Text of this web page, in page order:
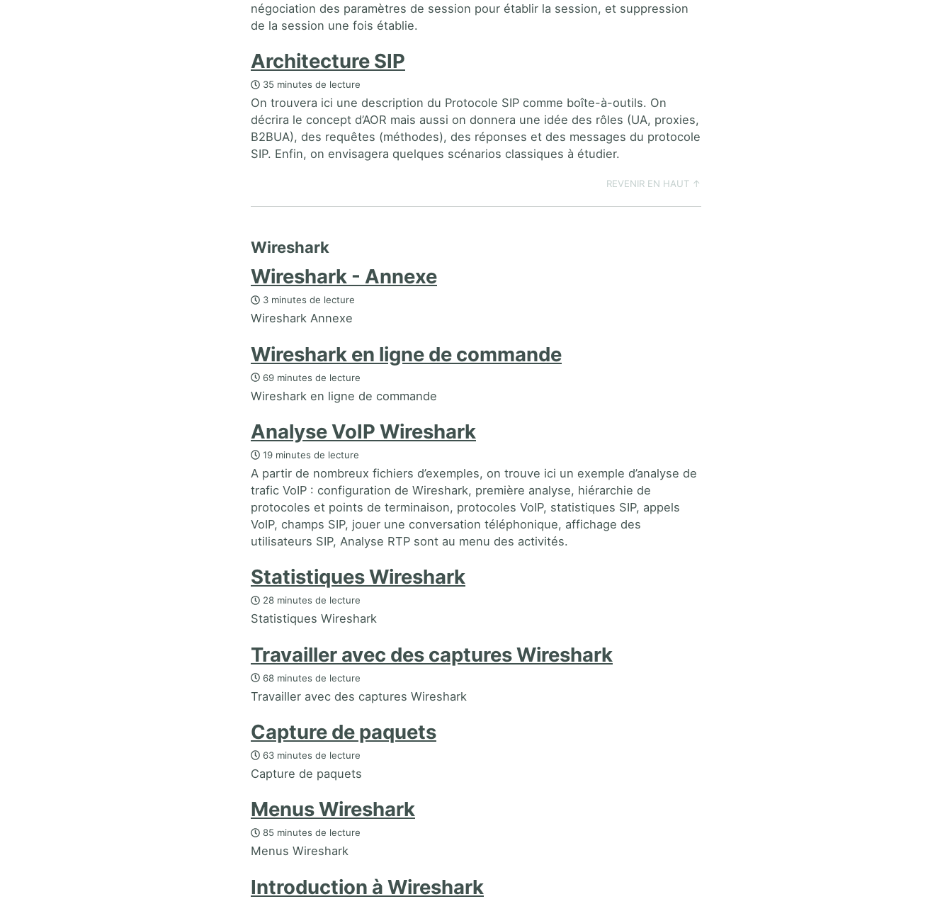
négociation des paramètres de session pour établir la session, et suppression
de la session une fois établie.
Architecture SIP
35 minutes de lecture
On trouvera ici une description du Protocole SIP comme boîte-à-outils. On
décrira le concept d’AOR mais aussi on donnera une idée des rôles (UA, proxies,
B2BUA), des requêtes (méthodes), des réponses et des messages du protocole
SIP. Enfin, on envisagera quelques scénarios classiques à étudier.
REVENIR EN HAUT ↑
Wireshark
Wireshark - Annexe
3 minutes de lecture
Wireshark Annexe
Wireshark en ligne de commande
69 minutes de lecture
Wireshark en ligne de commande
Analyse VoIP Wireshark
19 minutes de lecture
A partir de nombreux fichiers d’exemples, on trouve ici un exemple d’analyse de
trafic VoIP : configuration de Wireshark, première analyse, hiérarchie de
protocoles et points de terminaison, protocoles VoIP, statistiques SIP, appels
VoIP, champs SIP, jouer une conversation téléphonique, affichage des
utilisateurs SIP, Analyse RTP sont au menu des activités.
Statistiques Wireshark
28 minutes de lecture
Statistiques Wireshark
Travailler avec des captures Wireshark
68 minutes de lecture
Travailler avec des captures Wireshark
Capture de paquets
63 minutes de lecture
Capture de paquets
Menus Wireshark
85 minutes de lecture
Menus Wireshark
Introduction à Wireshark